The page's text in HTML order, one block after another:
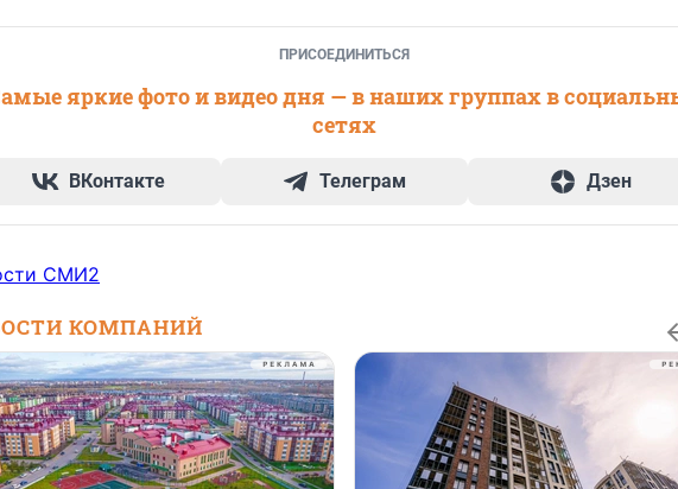
ПРИСОЕДИНИТЬСЯ
яркие фото и видео дня — в наших группах в
сетях
ВКонтакте Телеграм Дзен
СМИ2
КОМПАНИЙ